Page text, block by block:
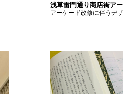
浅草雷門通り商店街ア
アーケード改修に伴うデ